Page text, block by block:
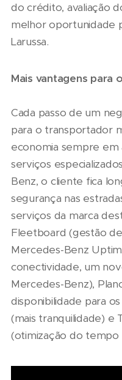
do crédito, avaliação
melhor oportunidade
Larussa.
Mais vantagens para
Cada passo de um
para o transportador
economia sempre em
serviços
Benz, o cliente fica
segurança nas
serviços da marca
Fleetboard (gestão
Mercedes-Benz
conectividade, um
Mercedes-Benz),
disponibilidade para
(mais tranquilidade) e
(otimização do tempo